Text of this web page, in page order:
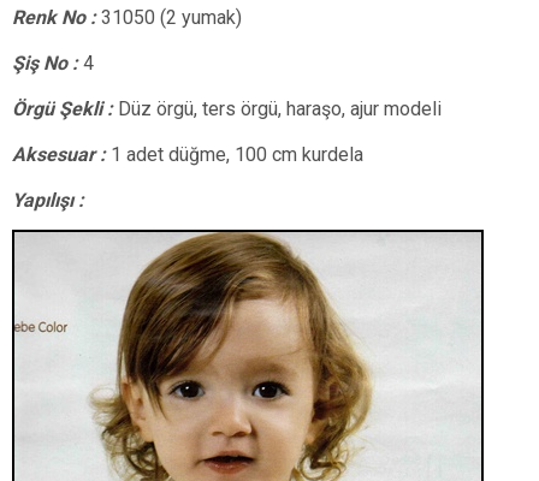
Renk No :31050 (2 yumak)
Şiş No :4
Örgü Şekli :Düz örgü, ters örgü, haraşo, ajur modeli
Aksesuar :1 adet düğme, 100 cm kurdela
Yapılışı :